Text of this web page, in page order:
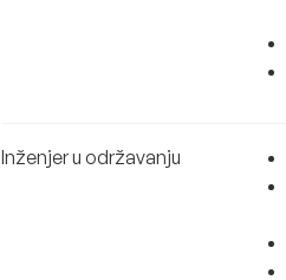
Inženjer u održavanju